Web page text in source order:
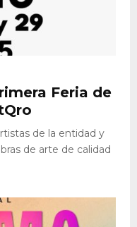
Feria de
de la entidad y
de arte de calidad